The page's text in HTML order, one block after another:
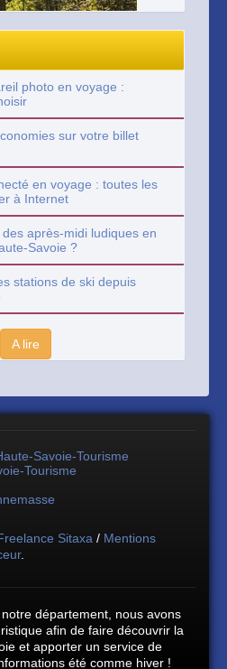
photo en voyage :
sur votre billet
en voyage : toutes les
à Internet
après-midi ludiques en
Savoie ?
stations de ski depuis
A lire
Savoie-Tourisme
Tourisme
Sitaxa / Mentions
.
département, nous avons
afin de faire découvrir la
et apporter un service de
été comme hiver !